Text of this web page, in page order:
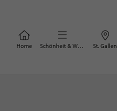
Home Schönheit & Wohlbefinden St. Gallen